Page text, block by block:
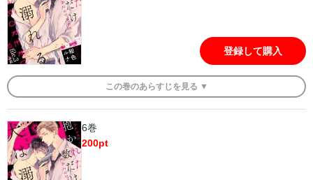
登録して購入
この巻のあらすじを 見る ▼
6巻
200pt